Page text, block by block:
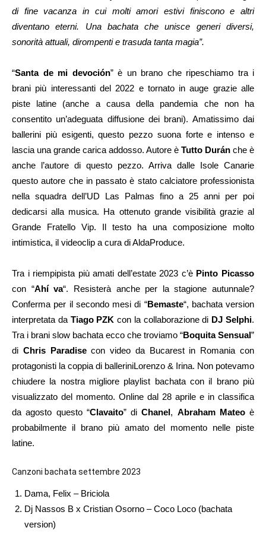
di fine vacanza in cui molti amori estivi finiscono e altri
diventano eterni. Una bachata che unisce generi diversi,
sonorità attuali, dirompenti e trasuda tanta magia”.
“Santa de mi devoción” è un brano che ripeschiamo tra i
brani più interessanti del 2022 e tornato in auge grazie alle
piste latine (anche a causa della pandemia che non ha
consentito un’adeguata diffusione dei brani). Amatissimo dai
ballerini più esigenti, questo pezzo suona forte e intenso e
lascia una grande carica addosso. Autore è Tutto Durán che è
anche l’autore di questo pezzo. Arriva dalle Isole Canarie
questo autore che in passato è stato calciatore professionista
nella squadra dell’UD Las Palmas fino a 25 anni per poi
dedicarsi alla musica. Ha ottenuto grande visibilità grazie al
Grande Fratello Vip. Il testo ha una composizione molto
intimistica, il videoclip a cura di AldaProduce.
Tra i riempipista più amati dell’estate 2023 c’è Pinto Picasso
con “Ahí va“. Resisterà anche per la stagione autunnale?
Conferma per il secondo mesi di “Bemaste“, bachata version
interpretata daTiago PZK con la collaborazione di DJ Selphi.
Tra i brani slow bachata ecco che troviamo “Boquita Sensual”
di Chris Paradisecon video da Bucarest in Romania con
protagonisti la coppia di balleriniLorenzo & Irina. Non potevamo
chiudere la nostra migliore playlist bachata con il brano più
visualizzato del momento. Online dal 28 aprile e in classifica
da agosto questo “Clavaito” diChanel, Abraham Mateoè
probabilmente il brano più amato del momento nelle piste
latine.
Canzoni bachata settembre 2023
Dama, Felix – Briciola
Dj Nassos B x Cristian Osorno – Coco Loco (bachata
version)